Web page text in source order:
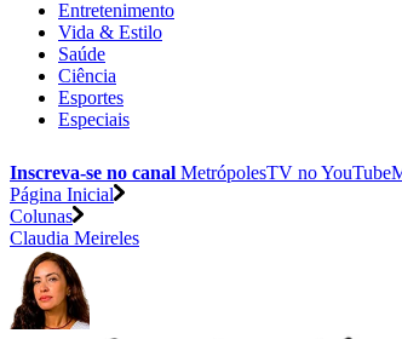
Entretenimento
Vida & Estilo
Saúde
Ciência
Esportes
Especiais
Inscreva-se no canal MetrópolesTV noYouTube
Página Inicial
Colunas
Claudia Meireles